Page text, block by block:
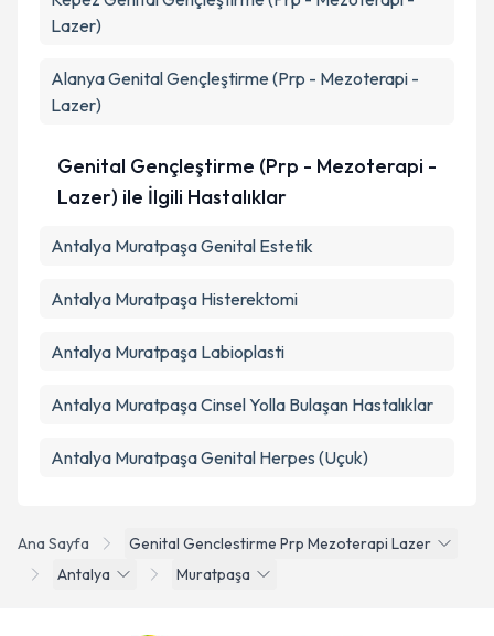
Ana Sayfa
Genital Genclestirme Prp Mezoterapi Lazer
Antalya
Muratpaşa
Lazer)
AlanyaGenital Gençleştirme (Prp - Mezoterapi -
Lazer)
Genital Gençleştirme (Prp - Mezoterapi -
Lazer) ile İlgili Hastalıklar
Antalya Muratpaşa Genital Estetik
Antalya Muratpaşa Histerektomi
Antalya Muratpaşa Labioplasti
Antalya Muratpaşa Cinsel Yolla Bulaşan Hastalıklar
Antalya Muratpaşa Genital Herpes (Uçuk)